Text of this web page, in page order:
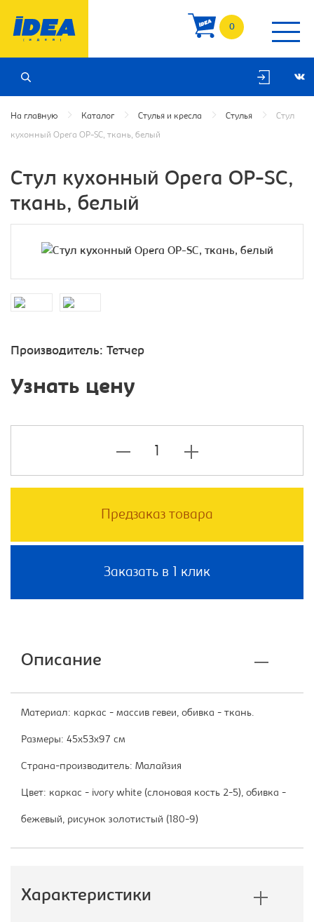
0
На главную Каталог Стулья и кресла Стулья Стул
кухонный Opera OP-SC, ткань, белый
Стул кухонный Opera OP-SC,
ткань, белый
Производитель: Тетчер
Узнать цену
Предзаказ товара
Заказать в 1 клик
Описание
Материал: каркас - массив гевеи, обивка - ткань.
Размеры: 45х53х97 см
Страна-производитель: Малайзия
Цвет: каркас - ivory white (слоновая кость 2-5), обивка -
бежевый, рисунок золотистый (180-9)
Характеристики